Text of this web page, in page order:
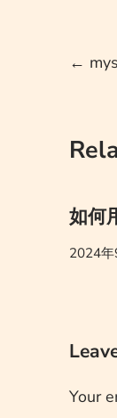
Post
←
如何
2024
Your